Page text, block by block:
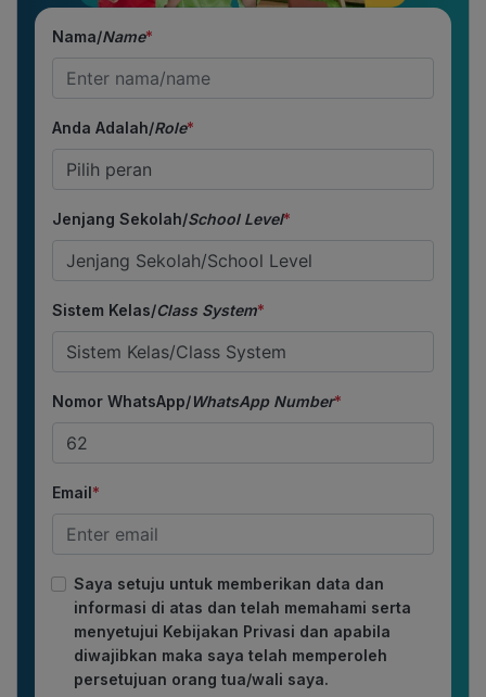
Nama/Name*
Anda Adalah/Role*
Jenjang Sekolah/School Level*
Sistem Kelas/Class System*
Nomor WhatsApp/WhatsApp Number*
Email*
Saya setuju untuk memberikan data dan
informasi di atas dan telah memahami serta
menyetujui Kebijakan Privasi dan apabila
diwajibkan maka saya telah memperoleh
persetujuan orang tua/wali saya.